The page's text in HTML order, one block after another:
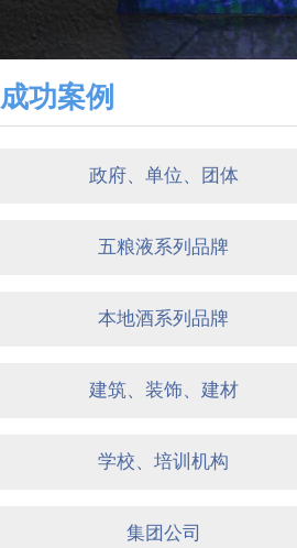
成功案例
政府、单位、团体
五粮液系列品牌
本地酒系列品牌
建筑、装饰、建材
学校、培训机构
集团公司